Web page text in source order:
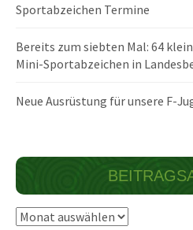
Sportabzeichen Termine
Bereits zum siebten Mal: 64
Mini-Sportabzeichen in
Neue Ausrüstung für unsere F-
Beitragsarchiv